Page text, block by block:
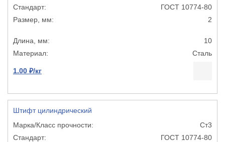
ГОСТ 10774-80
2
10
Сталь
1.00 ₽/кг
Штифт цилиндрический
Ст3
ГОСТ 10774-80